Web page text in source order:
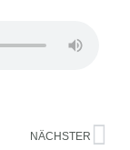
NÄCHSTER